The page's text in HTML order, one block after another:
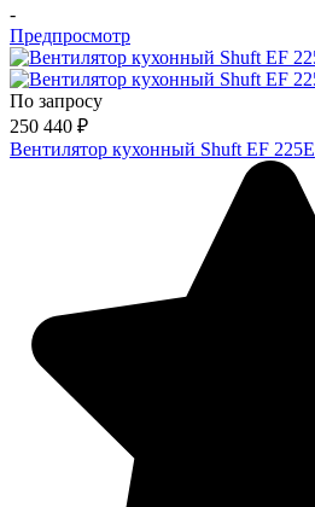
-
Предпросмотр
По запросу
250 440 ₽
Вентилятор кухонный Shuft EF 225E